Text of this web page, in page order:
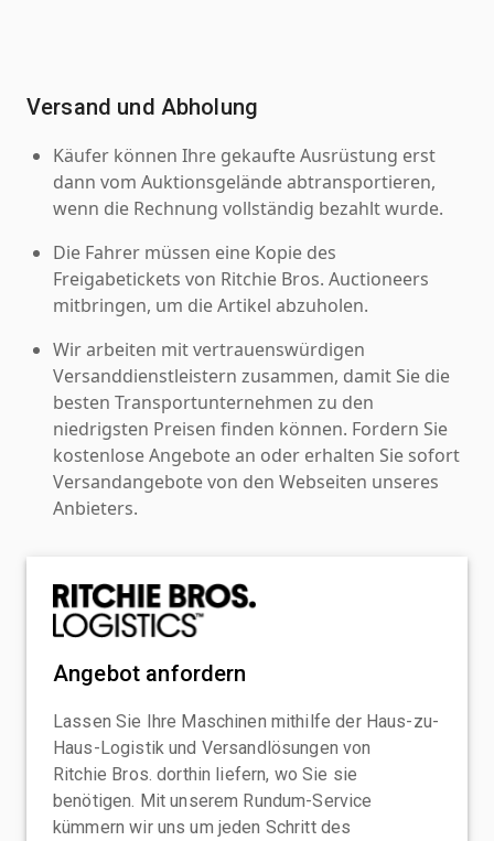
Versand und Abholung
Käufer können Ihre gekaufte Ausrüstung erst
dann vom Auktionsgelände abtransportieren,
wenn die Rechnung vollständig bezahlt wurde.
Die Fahrer müssen eine Kopie des
Freigabetickets von Ritchie Bros. Auctioneers
mitbringen, um die Artikel abzuholen.
Wir arbeiten mit vertrauenswürdigen
Versanddienstleistern zusammen, damit Sie die
besten Transportunternehmen zu den
niedrigsten Preisen finden können. Fordern Sie
kostenlose Angebote an oder erhalten Sie sofort
Versandangebote von den Webseiten unseres
Anbieters.
Angebot anfordern
Lassen Sie Ihre Maschinen mithilfe der Haus-zu-
Haus-Logistik und Versandlösungen von
Ritchie Bros. dorthin liefern, wo Sie sie
benötigen. Mit unserem Rundum-Service
kümmern wir uns um jeden Schritt des